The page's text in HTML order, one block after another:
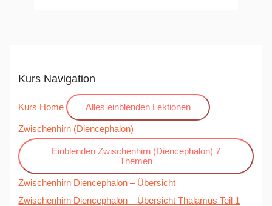
Kurs Navigation
Kurs Home Alles einblenden Lektionen
Zwischenhirn (Diencephalon)
Einblenden Zwischenhirn (Diencephalon) 7
Themen
Zwischenhirn Diencephalon – Übersicht
Zwischenhirn Diencephalon – Übersicht Thalamus Teil 1